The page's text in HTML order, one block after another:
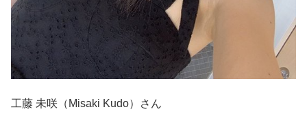
工藤 未咲（Misaki Kudo）さん